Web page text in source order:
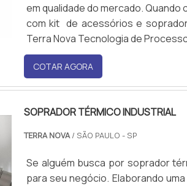
em qualidade do mercado.
com kit de acessórios e
Terra Nova Tecnologia de
COTAR AGORA
SOPRADOR TÉRMICO INDUSTRIAL
TERRA NOVA/ SÃO PAULO - SP
Se alguém busca por soprador
para seu negócio. Elaborando